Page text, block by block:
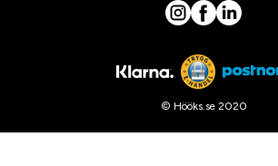
© Hööks.se 2020